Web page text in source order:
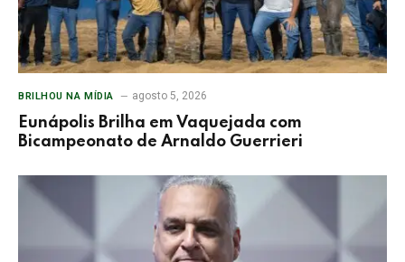
BRILHOU NA MÍDIA agosto 5, 2026
Eunápolis Brilha em Vaquejada com
Bicampeonato de Arnaldo Guerrieri